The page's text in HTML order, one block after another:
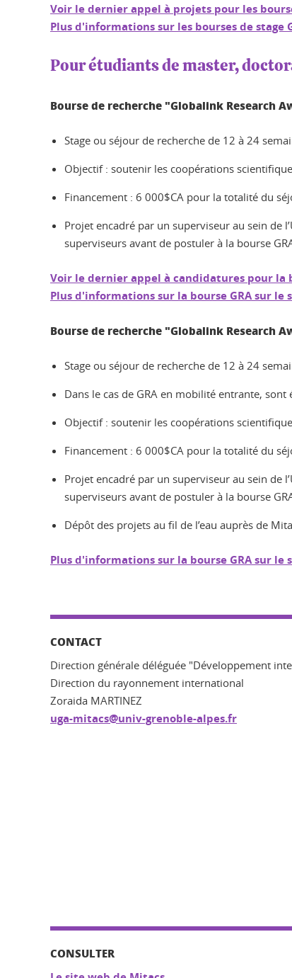
Voir le dernier appel à projets pour les
Plus d'informations sur les bourses de stage
Pour étudiants de master,
Bourse de recherche "Globalink Research
Stage ou séjour de recherche de 12 à 24
Objectif : soutenir les coopérations
Financement : 6 000$CA pour la totalité du
Projet encadré par un superviseur au sein de
superviseurs avant de postuler à la bourse
Voir le dernier appel à candidatures pour la
Plus d'informations sur la bourse GRA sur le
Bourse de recherche "Globalink Research
Stage ou séjour de recherche de 12 à 24
Dans le cas de GRA en mobilité entrante,
Objectif : soutenir les coopérations
Financement : 6 000$CA pour la totalité du
Projet encadré par un superviseur au sein de
superviseurs avant de postuler à la bourse
Dépôt des projets au fil de l’eau auprès de
Plus d'informations sur la bourse GRA sur le
CONTACT
Direction générale déléguée "Développement
Direction du rayonnement international
Zoraida MARTINEZ
uga-mitacs@univ-grenoble-alpes.fr
CONSULTER